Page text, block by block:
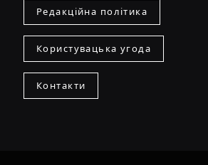
Редакційна політика
Користувацька угода
Контакти